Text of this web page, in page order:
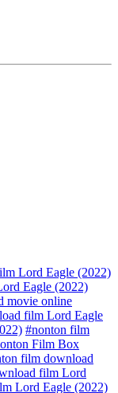
Lord Eagle (2022)
Eagle (2022)
movie online
film Lord Eagle
#nonton film
Film Box
film download
film Lord
Lord Eagle (2022)